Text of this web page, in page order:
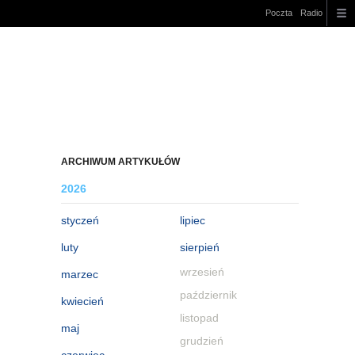
Poczta Radio
ARCHIWUM ARTYKUŁÓW
2026
styczeń
luty
marzec
kwiecień
maj
lipiec
sierpień
wrzesień
październik
listopad
grudzień